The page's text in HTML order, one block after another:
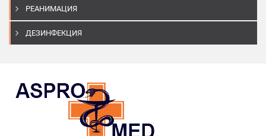
РЕАНИМАЦИЯ
ДЕЗИНФЕКЦИЯ